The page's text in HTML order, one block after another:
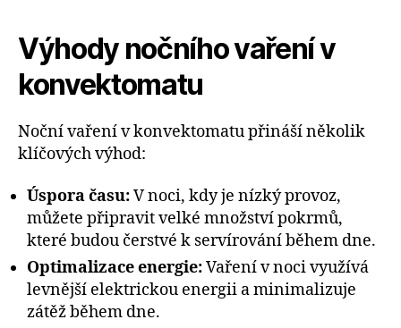
Výhody nočního vaření v
konvektomatu
Noční vaření v konvektomatu přináší několik
klíčových výhod:
Úspora času:V noci, kdy je nízký provoz,
můžete připravit velké množství pokrmů,
které budou čerstvé k servírování během dne.
Optimalizace energie:Vaření v noci využívá
levnější elektrickou energii a minimalizuje
zátěž během dne.